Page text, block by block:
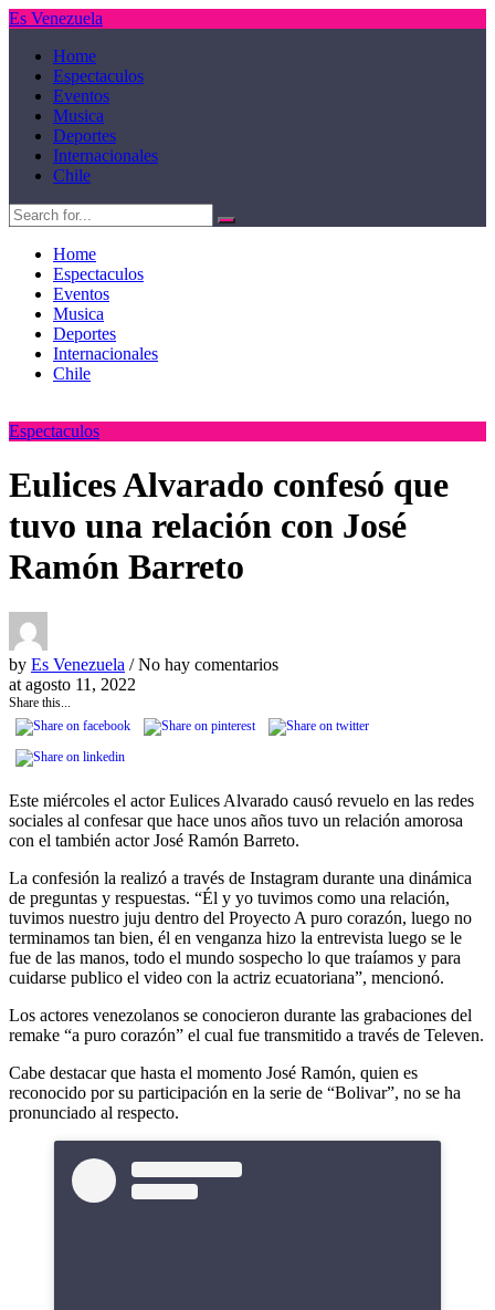
Es Venezuela
Home
Espectaculos
Eventos
Musica
Deportes
Internacionales
Chile
Home
Espectaculos
Eventos
Musica
Deportes
Internacionales
Chile
Espectaculos
Eulices Alvarado confesó que
tuvo una relación con José
Ramón Barreto
by Es Venezuela / No hay comentarios
at agosto 11, 2022
Share this...
Este miércoles el actor Eulices Alvarado causó revuelo en las redes
sociales al confesar que hace unos años tuvo un relación amorosa
con el también actor José Ramón Barreto.
La confesión la realizó a través de Instagram durante una dinámica
de preguntas y respuestas. “Él y yo tuvimos como una relación,
tuvimos nuestro juju dentro del Proyecto A puro corazón, luego no
terminamos tan bien, él en venganza hizo la entrevista luego se le
fue de las manos, todo el mundo sospecho lo que traíamos y para
cuidarse publico el video con la actriz ecuatoriana”, mencionó.
Los actores venezolanos se conocieron durante las grabaciones del
remake “a puro corazón” el cual fue transmitido a través de Televen.
Cabe destacar que hasta el momento José Ramón, quien es
reconocido por su participación en la serie de “Bolivar”, no se ha
pronunciado al respecto.